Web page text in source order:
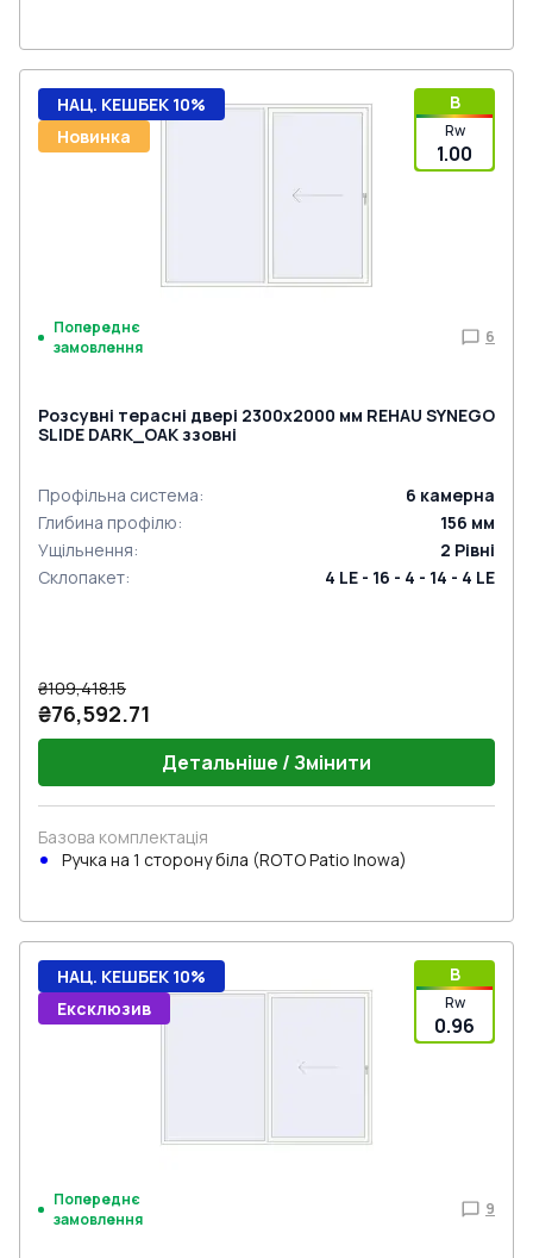
B
Rw
1.00
НАЦ. КЕШБЕК 10%
Новинка
Попереднє
замовлення
6
Розсувні терасні двері 2300x2000 мм REHAU SYNEGO
SLIDE DARK_OAK ззовні
Профільна система: 6 камерна
Глибина профілю: 156 мм
Ущільнення: 2 Рівні
Склопакет: 4 LE - 16 - 4 - 14 - 4 LE
₴109,418.15
₴76,592.71
Детальніше / Змінити
Базова комплектація
Ручка на 1 сторону біла (ROTO Patio Inowa)
B
Rw
0.96
НАЦ. КЕШБЕК 10%
Ексклюзив
Попереднє
замовлення
9